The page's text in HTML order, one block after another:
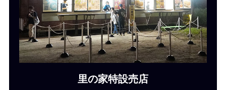
里の家特設売店